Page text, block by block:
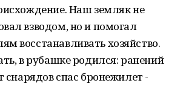
Наш земляк не
взводом, но и помогал
восстанавливать хозяйство.
в рубашке родился: ранений
снарядов спас бронежилет -